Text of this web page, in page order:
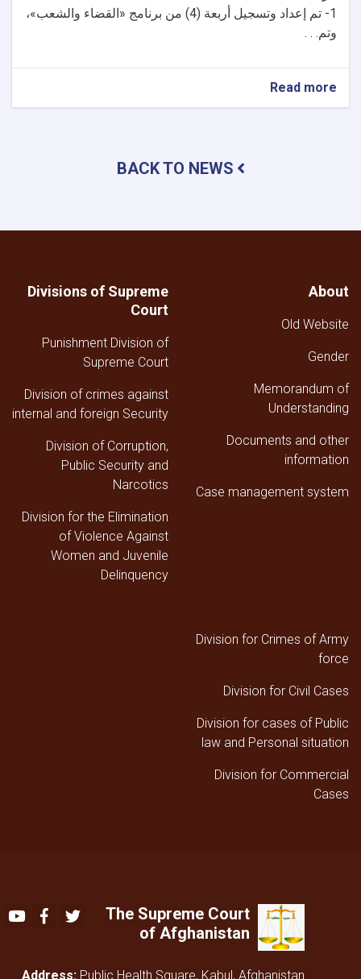
1- تم إعداد وتسجيل أربعة (4) من برنامج «القضاء والشعب»،
وتم. . .
Read more
تقرير
العلاقات
في
BACK TO NEWS
About
Old Website
Gender
Memorandum of
Understanding
Documents and other
information
Case management system
Divisions of Supreme
Court
Punishment Division of
Supreme Court
Division of crimes against
internal and foreign Security
Division of Corruption,
Public Security and
Narcotics
Division for the Elimination
of Violence Against
Women and Juvenile
Delinquency
Division for Crimes of Army
force
Division for Civil Cases
Division for cases of Public
law and Personal situation
Division for Commercial
Cases
The Supreme Court
of Afghanistan
YoutubeFacebookTwitter
Address: Public Health Square, Kabul, Afghanistan